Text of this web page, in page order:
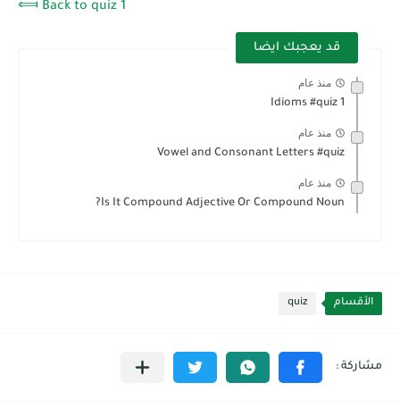
⟽ Back to quiz 1
قد يعجبك ايضا
منذ عام
Idioms #quiz 1
منذ عام
Vowel and Consonant Letters #quiz
منذ عام
Is It Compound Adjective Or Compound Noun?
الأقسام quiz